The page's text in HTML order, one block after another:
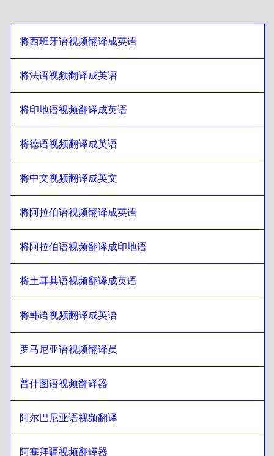
玻利维亚西班牙语语至希伯来语
希伯来语至巴西葡萄牙语
希伯来语至英式英语
英式英语至希伯来语
至
保加利亚语
波斯尼亚语至希伯来语
希伯来语至缅甸语
缅甸语至希伯来语
智利西班牙语 至希伯来语
希伯来语至简体中文
希伯来语至哥伦比亚西班牙语
哥伦比亚西班牙语至希伯来语
希伯来语至波兰语
克罗地亚语至 希伯来语
将西班牙语视频翻译成英语
将法语视频翻译成英语
将印地语视频翻译成英语
将德语视频翻译成英语
将中文视频翻译成英文
将阿拉伯语视频翻译成英语
将阿拉伯语视频翻译成印地语
将土耳其语视频翻译成英语
将韩语视频翻译成英语
罗马尼亚语视频翻译员
普什图语视频翻译器
阿尔巴尼亚语视频翻译
阿塞拜疆视频翻译器